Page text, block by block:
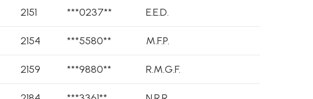
2151 ***0237** E.E.D.
2154 ***5580** M.F.P.
2159 ***9880** R.M.G.F.